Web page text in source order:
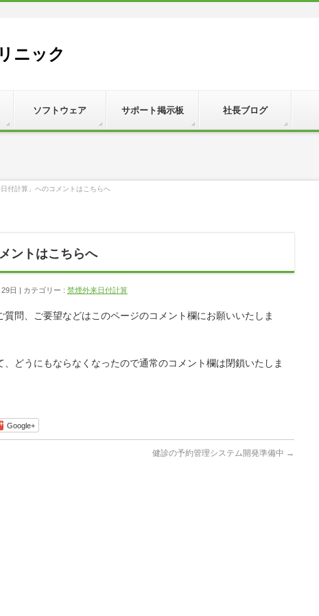
ニック
ソフトウェア サポート掲示板 社長ブログ
付計算」へのコメントはこちらへ
ントはこちらへ
日 カテゴリー : 禁煙外来日付計算
問、ご要望などはこのページのコメント欄にお願いいたしま
どうにもならなくなったので通常のコメント欄は閉鎖いたしま
Google+
健診の予約管理システム開発準備中 →